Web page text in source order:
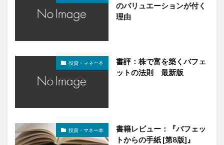
のバリュエーションが付く
理由
投資・マネー本
書評：株で富を築くバフェ
ットの法則 最新版
投資・マネー本
書籍レビュー：『バフェッ
トからの手紙 [第8版]』